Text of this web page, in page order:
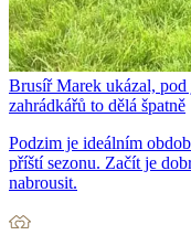
Brusíř Marek ukázal,
zahrádkářů to dělá špatně
Podzim je ideálním
příští sezonu. Začít je
nabrousit.